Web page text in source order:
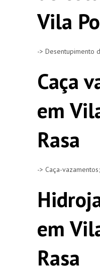
Vila
-> Desentupimento
Caça
em
Rasa
-> Caça-vazamentos;
em
Rasa